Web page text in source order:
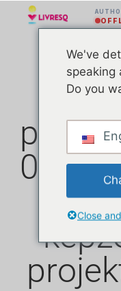
000
We've
speaking
Do you
Close